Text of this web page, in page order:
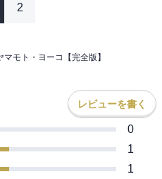
2
モト・ヨーコ【完全版】
レビューを書く
0
1
1